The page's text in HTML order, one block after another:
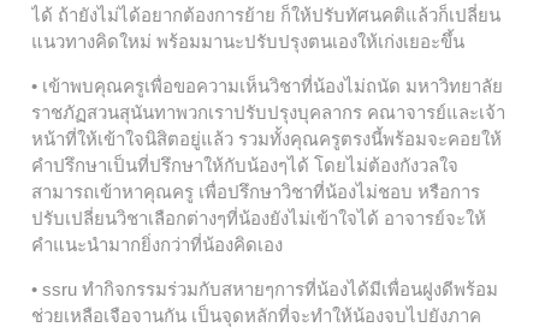
ได้ ถ้ายังไม่ได้อยากต้องการย้าย ก็ให้ปรับทัศนคติแล้วก็เปลี่ยน
แนวทางคิดใหม่ พร้อมมานะปรับปรุงตนเองให้เก่งเยอะขึ้น
• เข้าพบคุณครูเพื่อขอความเห็นวิชาที่น้องไม่ถนัด มหาวิทยาลัย
ราชภัฏสวนสุนันทาพวกเราปรับปรุงบุคลากร คณาจารย์และเจ้า
หน้าที่ให้เข้าใจนิสิตอยู่แล้ว รวมทั้งคุณครูตรงนี้พร้อมจะคอยให้
คำปรึกษาเป็นที่ปรึกษาให้กับน้องๆได้ โดยไม่ต้องกังวลใจ
สามารถเข้าหาคุณครู เพื่อปรึกษาวิชาที่น้องไม่ชอบ หรือการ
ปรับเปลี่ยนวิชาเลือกต่างๆที่น้องยังไม่เข้าใจได้ อาจารย์จะให้
คำแนะนำมากยิ่งกว่าที่น้องคิดเอง
• ssru ทำกิจกรรมร่วมกับสหายๆการที่น้องได้มีเพื่อนฝูงดีพร้อม
ช่วยเหลือเจือจานกัน เป็นจุดหลักที่จะทำให้น้องจบไปยังภาค